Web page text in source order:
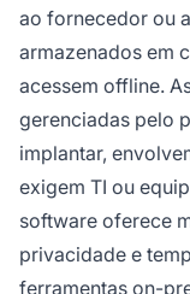
ao fornecedor ou
armazenados em
acessem offline.
gerenciadas pelo
implantar,
exigem TI ou
software oferece
privacidade e
ferramentas on-